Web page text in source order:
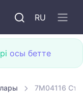
RU
осы бетте
7M04116